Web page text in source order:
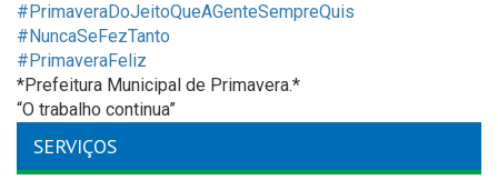
#PrimaveraDoJeitoQueAGenteSempreQuis
#NuncaSeFezTanto
#PrimaveraFeliz
*Prefeitura Municipal de Primavera.*
“O trabalho continua”
SERVIÇOS